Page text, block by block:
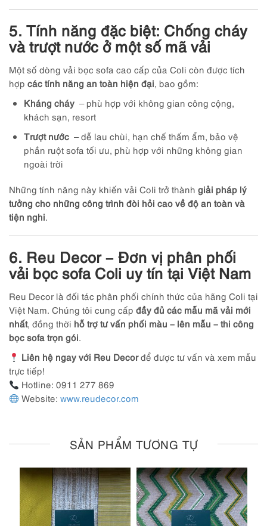
5. Tính năng đặc biệt: Chống cháy
và trượt nước ở một số mã vải
Một số dòng vải bọc sofa cao cấp của Coli còn được tích
hợp các tính năng an toàn hiện đại, bao gồm:
Kháng cháy – phù hợp với không gian công cộng,
khách sạn, resort
Trượt nước – dễ lau chùi, hạn chế thấm ẩm, bảo vệ
phần ruột sofa tối ưu, phù hợp với những không gian
ngoài trời
Những tính năng này khiến vải Coli trở thành giải pháp lý
tưởng cho những công trình đòi hỏi cao về độ an toàn và
tiện nghi.
6. Reu Decor – Đơn vị phân phối
vải bọc sofa Coli uy tín tại Việt Nam
Reu Decor là đối tác phân phối chính thức của hãng Coli tại
Việt Nam. Chúng tôi cung cấp đầy đủ các mẫu mã vải mới
nhất, đồng thời hỗ trợ tư vấn phối màu – lên mẫu – thi công
bọc sofa trọn gói.
Liên hệ ngay với Reu Decorđể được tư vấn và xem mẫu
trực tiếp!
Hotline: 0911 277 869
Website:www.reudecor.com
SẢN PHẨM TƯƠNG TỰ